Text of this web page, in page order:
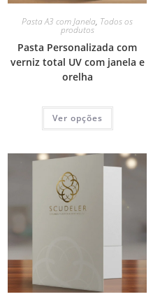
Pasta A3 com Janela, Todos os
produtos
Pasta Personalizada com
verniz total UV com janela e
orelha
Ver opções